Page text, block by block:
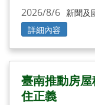
2026/8/6 新聞及
詳細內容
臺南推動房屋稅改革
住正義